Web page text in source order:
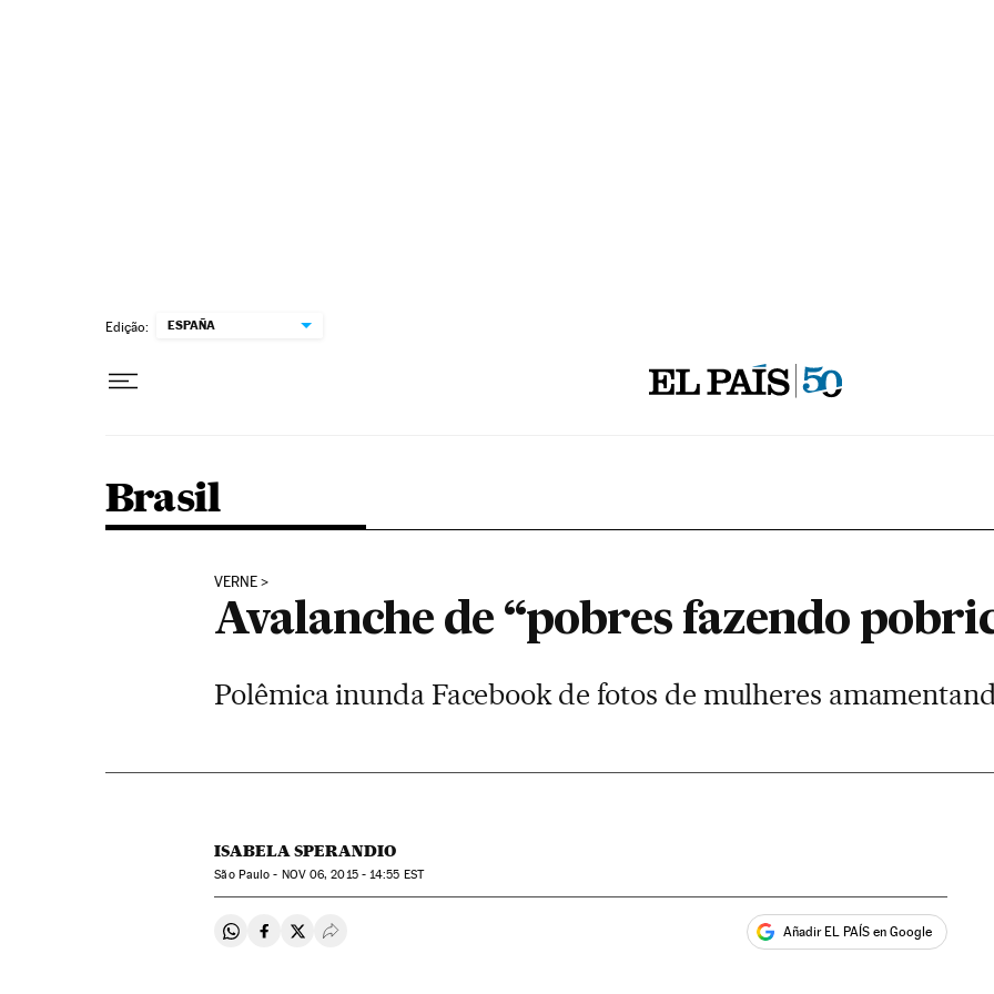
Edição: ESPAÑA
Brasil
VERNE
Avalanche de “pobres fazendo
Polêmica inunda Facebook de fotos de mulheres
ISABELA SPERANDIO
São Paulo - NOV06, 2015 - 14:55 EST
Compartir en Whatsapp
Compartir en Facebook
Compartir en Twitter
Desplegar Redes Sociales Añadir EL PAÍS en Google